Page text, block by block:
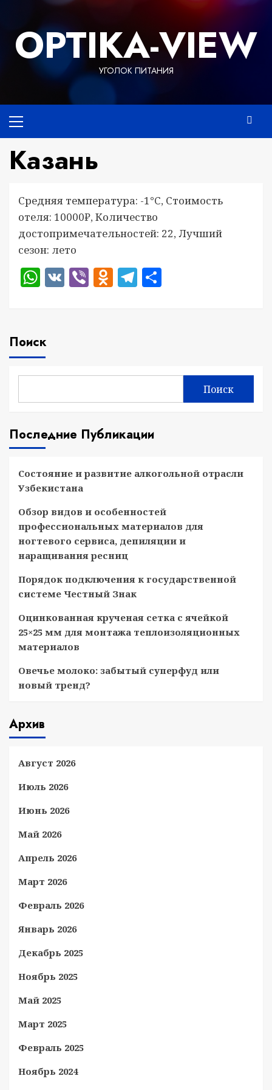
содержимому
OPTIKA-VIEW
УГОЛОК ПИТАНИЯ
меню
Казань
Средняя температура: -1°C, Стоимость
отеля: 10000₽, Количество
достопримечательностей: 22, Лучший
сезон: лето
WhatsApp
VKViberOdnoklassniki
Telegram
Поиск
Поиск
Последние Публикации
Состояние и развитие алкогольной отрасли
Узбекистана
Обзор видов и особенностей
профессиональных материалов для
ногтевого сервиса, депиляции и
наращивания ресниц
Порядок подключения к государственной
системе Честный Знак
Оцинкованная крученая сетка с ячейкой
25×25 мм для монтажа теплоизоляционных
материалов
Овечье молоко: забытый суперфуд или
новый тренд?
Архив
Август 2026
Июль 2026
Июнь 2026
Май 2026
Апрель 2026
Март 2026
Февраль 2026
Январь 2026
Декабрь 2025
Ноябрь 2025
Май 2025
Март 2025
Февраль 2025
Ноябрь 2024